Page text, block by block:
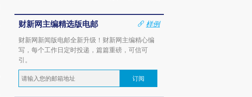
财新网主编精选版电邮
样例
财新网新闻版电邮全新升级！财新网主编精心编
写，每个工作日定时投递，篇篇重磅，可信可
引。
订阅